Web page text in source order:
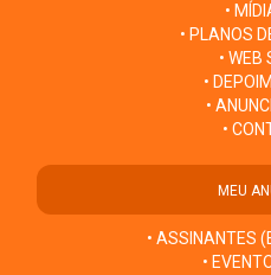
•
• PLANOS
• WEB
•
•
•
MEU
• ASSINANTES
•